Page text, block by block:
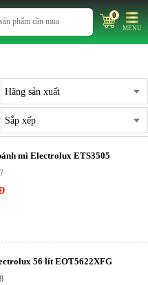
0
MENU
Hãng sản xuất
Sắp xếp
mì Electrolux ETS3505
56 lít EOT5622XFG